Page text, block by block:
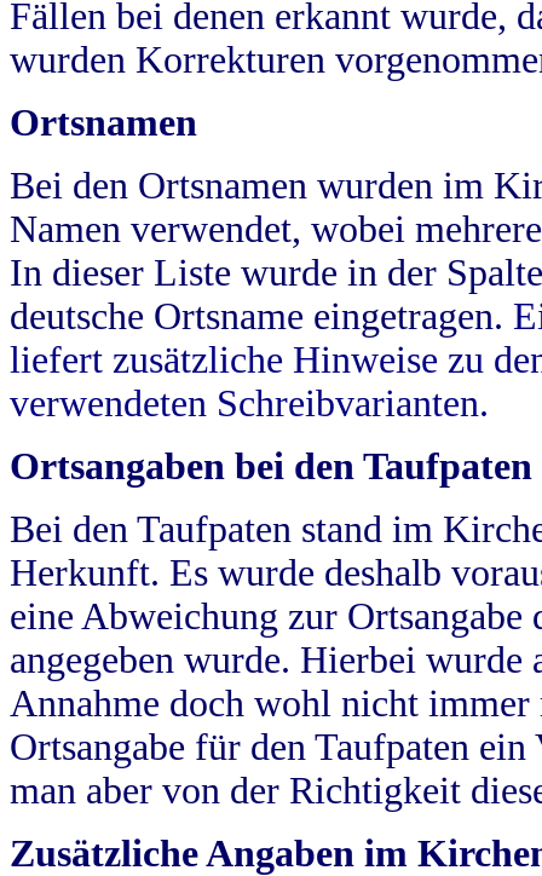
Fällen bei denen erkannt wurde,
wurden Korrekturen
Ortsnamen
Bei den Ortsnamen wurden im
Namen verwendet, wobei
In dieser Liste wurde in der
deutsche Ortsname eingetragen.
liefert zusätzliche Hinweise zu
verwendeten Schreibvarianten.
Ortsangaben bei den Taufpaten
Bei den Taufpaten stand im
Herkunft. Es wurde deshalb
eine Abweichung zur
angegeben wurde. Hierbei wurde
Annahme doch wohl nicht
Ortsangabe für den Taufpaten
man aber von der Richtigkeit
Zusätzliche Angaben im